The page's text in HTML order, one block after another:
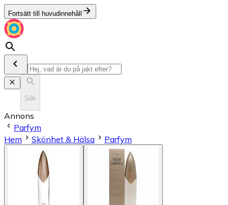
Fortsätt till huvudinnehåll
Sök
Annons
Parfym
Hem
Skönhet & Hälsa Parfym